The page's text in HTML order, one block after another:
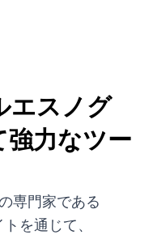
エスノグ
力なツー
専門家である
を通じて、